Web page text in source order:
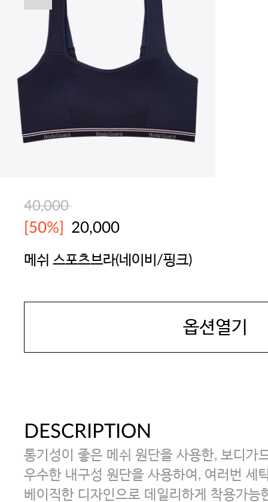
[썸머블프] 2만원 할인 쿠폰(8.1~31)
속옷 교체 10% 쿠폰(8.1~31)/7만
40,000
[50%] 20,000
메쉬 스포츠브라(네이비/핑크)
옵션열기
DESCRIPTION
통기성이 좋은 메쉬 원단을 사용한, 보디가
우수한 내구성 원단을 사용하여, 여러번 세
베이직한 디자인으로 데일리하게 착용가능